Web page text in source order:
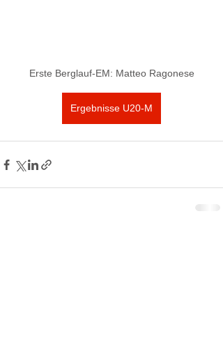
Erste Berglauf-EM: Matteo Ragonese
Ergebnisse U20-M